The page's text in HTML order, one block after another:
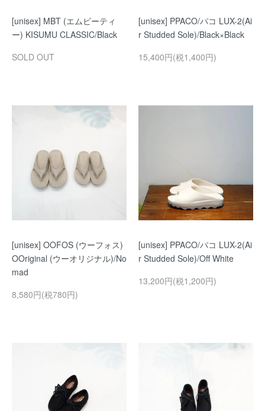
[unisex] MBT (エムビーティ
ー) KISUMU CLASSIC/Black
SOLD OUT
[unisex] PPACO/パコ LUX-2(Ai
r Studded Sole)/Black×Black
15,400円(税1,400円)
[unisex] OOFOS (ウーフォス)
OOriginal (ウーオリジナル)/No
mad
8,580円(税780円)
[unisex] PPACO/パコ LUX-2(Ai
r Studded Sole)/Off White
13,200円(税1,200円)